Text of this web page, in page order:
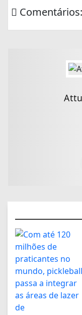
Comentários: